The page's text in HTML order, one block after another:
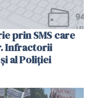
prin SMS care
Infractorii
al Poliției